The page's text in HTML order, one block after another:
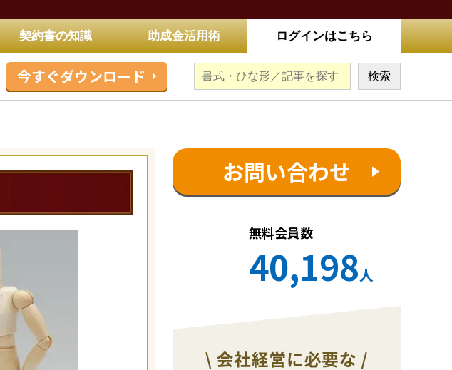
契約書の知識 助成金活用術 ログインはこちら
今すぐダウンロード
お問い合わせ
無料会員数
40,198人